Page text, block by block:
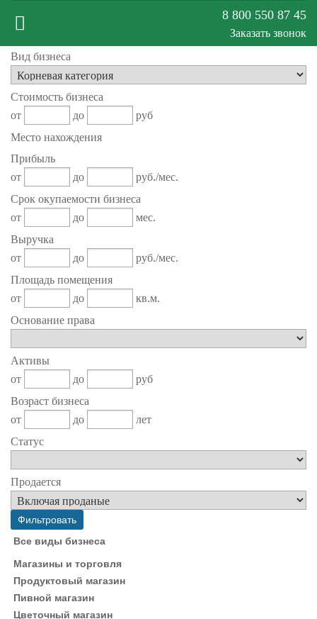
Меню
сайта
8 800 550 87 45
Заказать звонок
Вид бизнеса
Стоимость бизнеса
от
до
руб
Место нахождения
Прибыль
от
до
руб./мес.
Срок окупаемости бизнеса
от
до
мес.
Выручка
от
до
руб./мес.
Площадь помещения
от
до
кв.м.
Основание права
Активы
от
до
руб
Возраст бизнеса
от
до
лет
Статус
Продается
Все виды бизнеса
Магазины и торговля
Продуктовый магазин
Пивной магазин
Цветочный магазин